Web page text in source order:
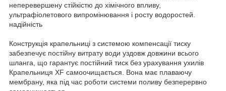
неперевершену стійкістю до хімічного впливу,
ультрафіолетового випромінювання і росту водоростей.
надійність
Конструкція крапельниці з системою компенсації тиску
забезпечує постійну витрату води уздовж довжини всього
шланга, що гарантує постійний тиск без урахування ухилів
Крапельниця XF самоочищається. Вона має плаваючу
мембрану, яка під час роботи системи поливу безперервно